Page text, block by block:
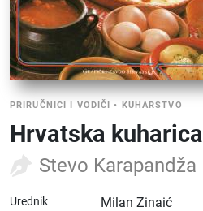
PRIRUČNICI I VODIČI • KUHARSTVO
Hrvatska kuharica
Stevo Karapandža
Urednik Milan Zinaić